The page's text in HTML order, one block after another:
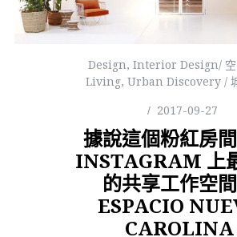
Design, Interior Design/ 空
Living, Urban Discovery /
2017-09-27
據說這個粉紅房
INSTAGRAM 上
的共享工作空間
ESPACIO
CAROLINA